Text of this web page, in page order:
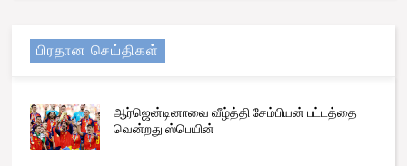
பிரதான செய்திகள்
ஆர்ஜென்டினாவை வீழ்த்தி சேம்பியன் பட்டத்தை
வென்றது ஸ்பெயின்